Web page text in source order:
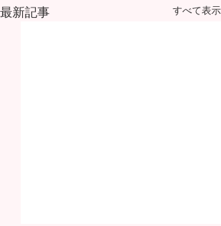
最新記事 すべて表示